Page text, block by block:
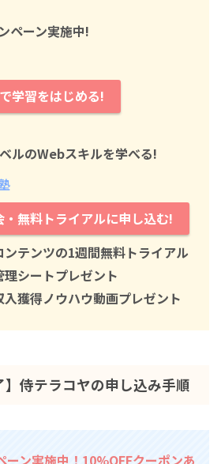
ペーン実施中!
学習をはじめる!
ルのWebスキルを学べる!
・無料トライアルに申し込む!
ンテンツの1週間無料トライアル
理シートプレゼント
入獲得ノウハウ動画プレゼント
】侍テラコヤの申し込み手順
ーン実施中！10%OFFクーポンあ